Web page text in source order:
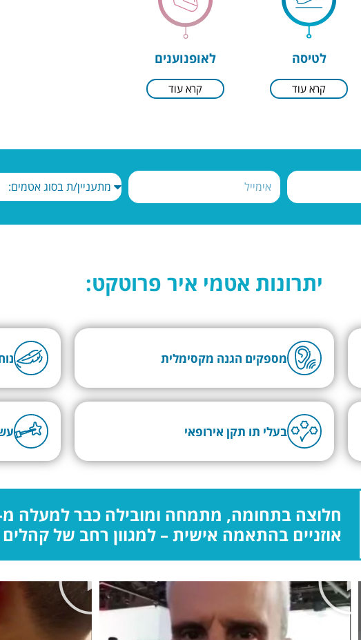
איפסום דולור סיט אמט,
קונסקטורר אדיפיסינג אלית
סילט אגמטן.
לורם איפסום דולור סיט אמט,
לטיסה
קרא עוד
לאופנוענים
קרא עוד
יתרונות אטמי איר פרוטקט:
מספקים הגנה מקסימלית
בעלי תו תקן אירופאי
אוזניים בהתאמה אישית – למגוון רחב של קהלים